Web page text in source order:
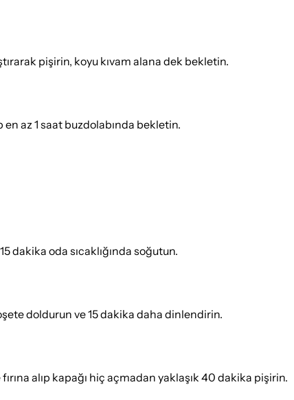
pişirin, koyu kıvam alana dek bekletin.
en az 1 saat buzdolabında bekletin.
dakika oda sıcaklığında soğutun.
doldurun ve 15 dakika daha dinlendirin.
alıp kapağı hiç açmadan yaklaşık 40 dakika pişirin.